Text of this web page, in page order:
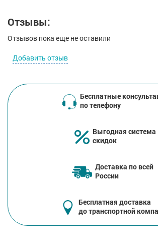
Отзывы:
Отзывов пока еще не оставили
Добавить отзыв
Бесплатные
по телефону
Выгодная система
скидок
Доставка по всей
России
Бесплатная доставка
до транспортной